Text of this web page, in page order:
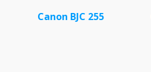
Canon BJC 255